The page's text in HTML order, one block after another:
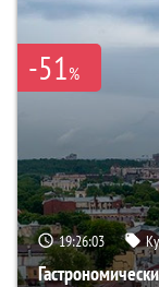
-51%
19:26:01